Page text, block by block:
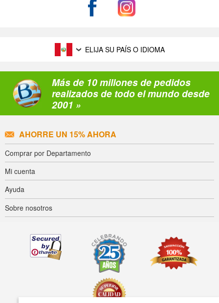
ELIJA SU PAÍS O IDIOMA
Más de 10 millones de pedidos
realizados de todo el mundo desde
2001 »
AHORRE UN 15% AHORA
Comprar por Departamento
Mi cuenta
Ayuda
Sobre nosotros